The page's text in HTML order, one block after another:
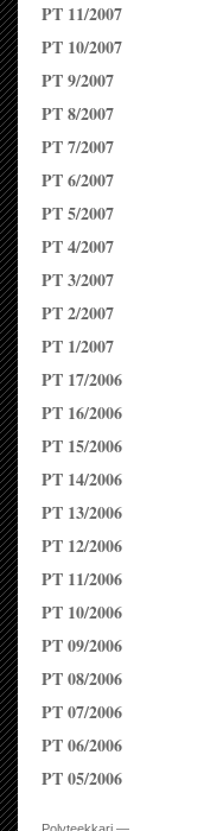
PT 11/2007
PT 10/2007
PT 9/2007
PT 8/2007
PT 7/2007
PT 6/2007
PT 5/2007
PT 4/2007
PT 3/2007
PT 2/2007
PT 1/2007
PT 17/2006
PT 16/2006
PT 15/2006
PT 14/2006
PT 13/2006
PT 12/2006
PT 11/2006
PT 10/2006
PT 09/2006
PT 08/2006
PT 07/2006
PT 06/2006
PT 05/2006